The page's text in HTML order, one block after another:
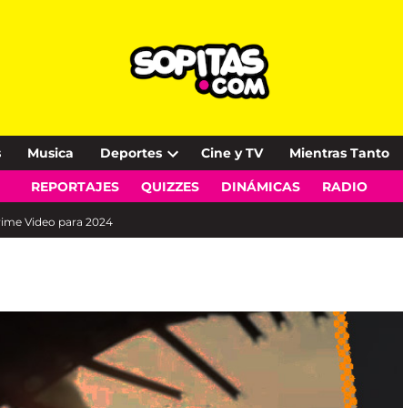
Musica Deportes
Open
dropdown
Cine y TV Mientras Tanto
REPORTAJES QUIZZES DINÁMICAS RADIO
Video para 2024